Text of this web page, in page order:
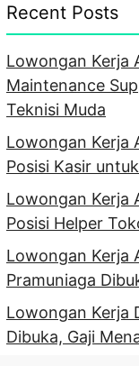
Recent Posts
Lowongan Kerja
Maintenance
Teknisi Muda
Lowongan Kerja
Posisi Kasir
Lowongan Kerja
Posisi Helper
Lowongan Kerja
Pramuniaga
Lowongan Kerja
Dibuka, Gaji